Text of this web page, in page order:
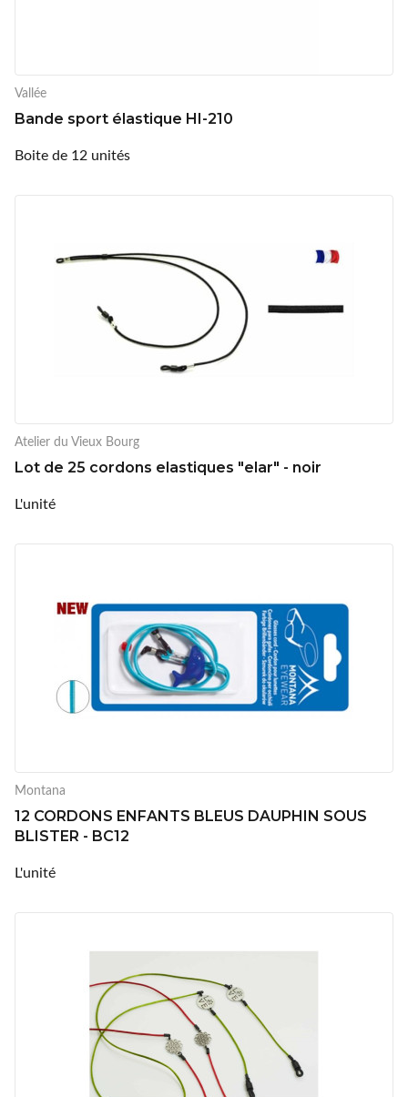
Vallée
Bande sport élastique HI-210
Boite de 12 unités
Atelier du Vieux Bourg
Lot de 25 cordons elastiques "elar" - noir
L'unité
Montana
12 CORDONS ENFANTS BLEUS DAUPHIN SOUS
BLISTER - BC12
L'unité